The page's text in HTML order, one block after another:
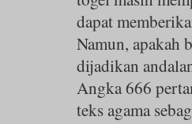
dapat
Namun, apakah
dijadikan
Angka 666
teks agama